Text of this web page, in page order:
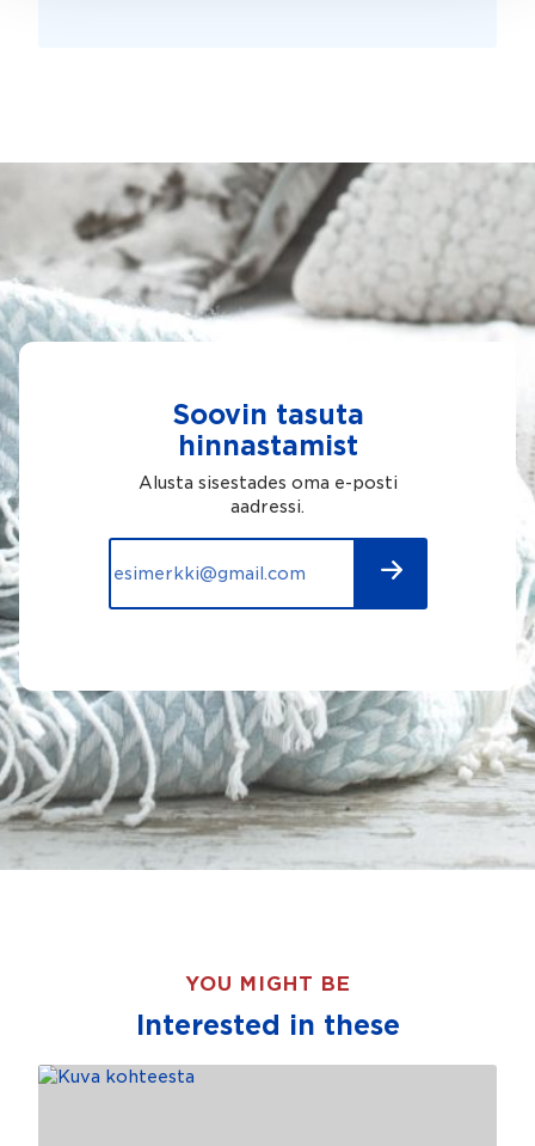
Soovin tasuta
hinnastamist
Alusta sisestades oma e-posti
aadressi.
YOU MIGHT BE
Interested in these